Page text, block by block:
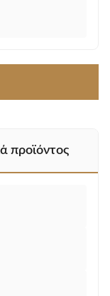
προϊόντος